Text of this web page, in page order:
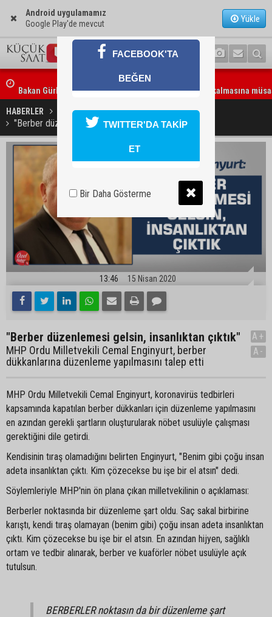
Android uygulamamız
Google Play'de mevcut
Yükle
Bakan Gürlek: “Hiçbir orman yangınının faili meçhul kalmasına
edilmeyecek”
HABERLER SİYASET
"Berber düzenlemesi gelsin, insanlıktan çıktık"
13:46 15 Nisan 2020
"Berber düzenlemesi gelsin, insanlıktan çıktık"
MHP Ordu Milletvekili Cemal Enginyurt, berber
dükkanlarına düzenleme yapılmasını talep etti
A+
A-
MHP Ordu Milletvekili Cemal Enginyurt, koronavirüs tedbirleri
kapsamında kapatılan berber dükkanları için düzenleme yapılmasını
en azından gerekli şartların oluşturularak nöbet usulüyle çalışması
gerektiğini dile getirdi.
Kendisinin tıraş olamadığını belirten Enginyurt, "Benim gibi çoğu insan
adeta insanlıktan çıktı. Kim çözecekse bu işe bir el atsın" dedi.
Söylemleriyle MHP'nin ön plana çıkan milletvekilinin o açıklaması:
Berberler noktasında bir düzenleme şart oldu. Saç sakal birbirine
karıştı, kendi tıraş olamayan (benim gibi) çoğu insan adeta insanlıktan
çıktı. Kim çözecekse bu işe bir el atsın. En azından hijyen, sağlıklı
ortam ve tedbir alınarak, berber ve kuaförler nöbet usulüyle açık
tutulsun.
BERBERLER noktasın da bir düzenleme şart
FACEBOOK'TA
BEĞEN
TWITTER'DA TAKİP
ET
Bir Daha Gösterme